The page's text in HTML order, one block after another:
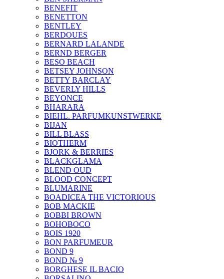
BENEFIT
BENETTON
BENTLEY
BERDOUES
BERNARD LALANDE
BERND BERGER
BESO BEACH
BETSEY JOHNSON
BETTY BARCLAY
BEVERLY HILLS
BEYONCE
BHARARA
BIEHL. PARFUMKUNSTWERKE
BIJAN
BILL BLASS
BIOTHERM
BJORK & BERRIES
BLACKGLAMA
BLEND OUD
BLOOD CONCEPT
BLUMARINE
BOADICEA THE VICTORIOUS
BOB MACKIE
BOBBI BROWN
BOHOBOCO
BOIS 1920
BON PARFUMEUR
BOND 9
BOND № 9
BORGHESE IL BACIO